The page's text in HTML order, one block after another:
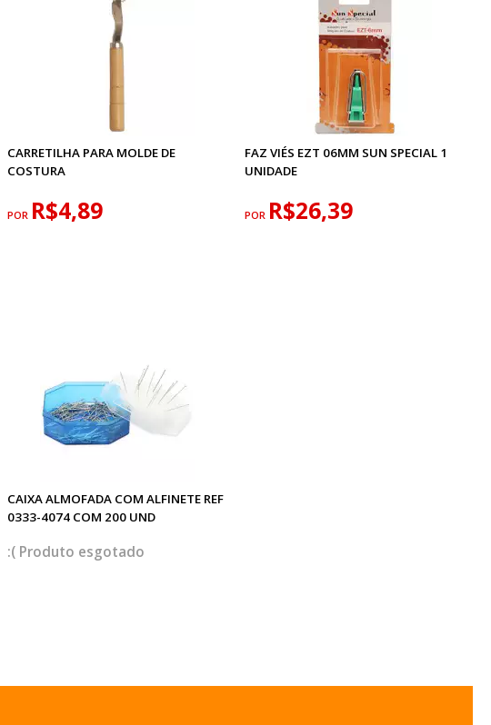
CARRETILHA PARA MOLDE DE
COSTURA
POR R$4,89
FAZ VIÉS EZT 06MM SUN SPECIAL 1
UNIDADE
POR R$26,39
CAIXA ALMOFADA COM ALFINETE REF
0333-4074 COM 200 UND
esgotado